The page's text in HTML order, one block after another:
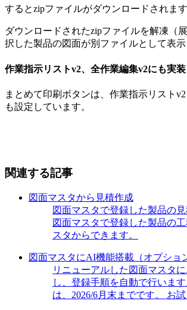
するとzipファイルがダウンロードされます
ダウンロードされたzipファイルを解凍（
択した製品の図面が別ファイルとして表示
作業指示リストv2、全作業編集v2にも実装
まとめて印刷ボタンは、作業指示リスト
も設定しています。
関連する記事
図面マスタから見積作成
図面マスタで登録した製品の見
図面マスタで登録した製品の
スタからできます。
図面マスタにAI機能搭載（オプショ
リニューアルした図面マスタ
し、登録手順を自動で行いま
は、2026/6月末までです。 お